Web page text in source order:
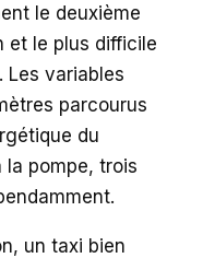
le deuxième
et le plus difficile
Les variables
parcourus
du
pompe, trois
un taxi bien